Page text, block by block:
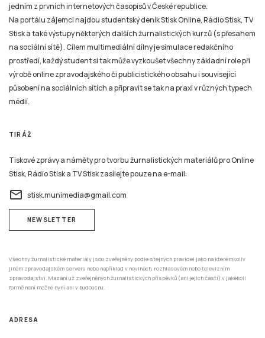
jedním z prvních internetových časopisů v České republice.
Na portálu zájemci najdou studentský deník Stisk Online, Rádio Stisk, TV
Stisk a také výstupy některých dalších žurnalistických kurzů (s přesahem
na sociální sítě). Cílem multimediální dílny je simulace redakčního
prostředí, každý student si tak může vyzkoušet všechny základní role při
výrobě online zpravodajského či publicistického obsahu i související
působení na sociálních sítích a připravit se tak na praxi v různých typech
médií.
TIRÁŽ
Tiskové zprávy a náměty pro tvorbu žurnalistických materiálů pro Online
Stisk, Rádio Stisk a TV Stisk zasílejte pouze na e-mail:
email stisk.munimedia@gmail.com
NEWSLETTER
Všechny žurnalistické materiály jsou zveřejněny podle stejných pravidel jako na kterémkoliv
jiném zpravodajském serveru nebo například v novinách, rozhlasovém nebo televizním
zpravodajství. Mazání už zveřejněných žurnalistických příspěvků (ani jejich částí) v jakékoli
formě není možné nyní ani v budoucnu.
ADRESA